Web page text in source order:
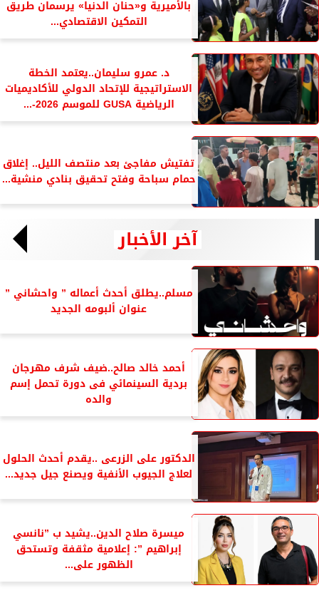
بالأميرية و«حنان الدنيا» يرسمان طريق
التمكين الاقتصادي...
د. عمرو سليمان..يعتمد الخطة
الاستراتيجية للإتحاد الدولي للأكاديميات
الرياضية GUSA للموسم 2026-...
تفتيش مفاجئ بعد منتصف الليل.. إغلاق
حمام سباحة وفتح تحقيق بنادي منشية...
آخر الأخبار
مسلم..يطلق أحدث أعماله ” واحشاني ”
عنوان ألبومه الجديد
أحمد خالد صالح..ضيف شرف مهرجان
بردية السينمائي فى دورة تحمل إسم
والده
الدكتور على الزرعى ..يقدم أحدث الحلول
لعلاج الجيوب الأنفية ويصنع جيل جديد...
ميسرة صلاح الدين..يشيد ب ”نانسي
إبراهيم ”: إعلامية مثقفة وتستحق
الظهور على...